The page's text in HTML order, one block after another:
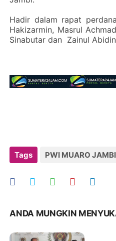
Hadir dalam rapat
Hakizarmin, Masrul
Sinabutar dan Zainul
Tags PWI MUARO JAMBI
ANDA MUNGKIN